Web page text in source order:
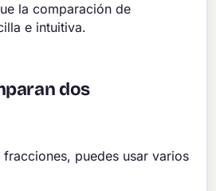
la comparación de
e intuitiva.
dos
puedes usar varios